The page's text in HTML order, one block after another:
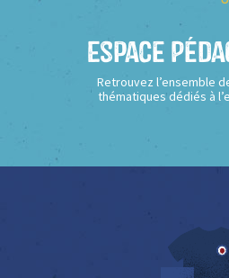
Espace
Retrouvez l’ensemble
thématiques dédiés à